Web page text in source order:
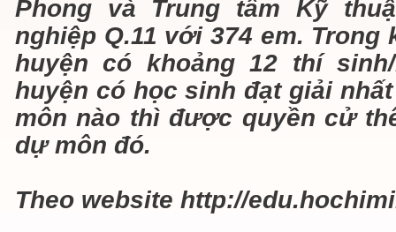
Phong và Trung tâm Kỹ
nghiệp Q.11 với 374 em. Trong
huyện có khoảng 12 thí
huyện có học sinh đạt giải nhất
môn nào thì được quyền cử
dự môn đó.
Theo website http://